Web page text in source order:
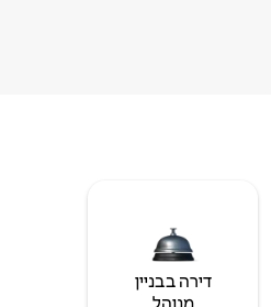
דירה בבניין